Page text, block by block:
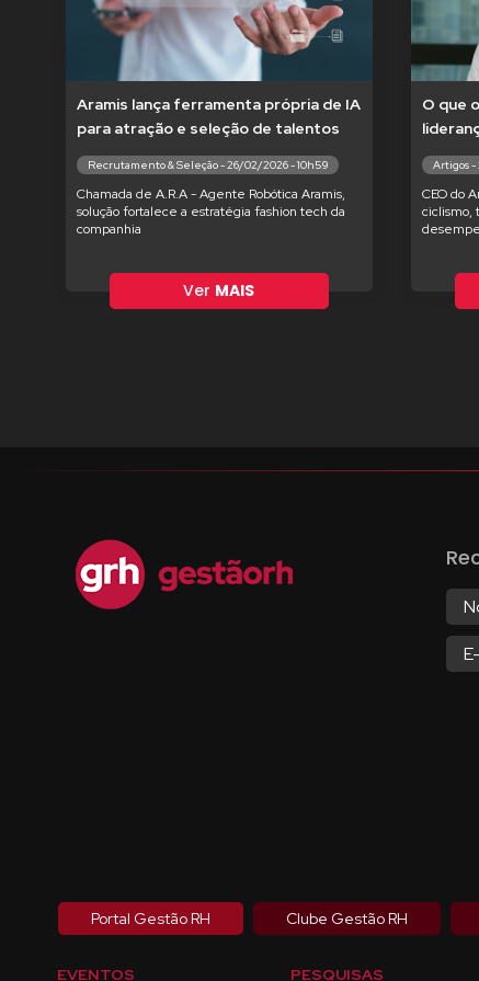
Aramis lança ferramenta própria de IA
para atração e seleção de talentos
Recrutamento & Seleção - 26/02/2026 - 10h59
Chamada de A.R.A - Agente Robótica Aramis,
solução fortalece a estratégia fashion tech da
companhia
Ver MAIS
O que
Artigos -
CEO do
ciclismo,
Portal Gestão RH Clube Gestão RH
EVENTOS PESQUISAS